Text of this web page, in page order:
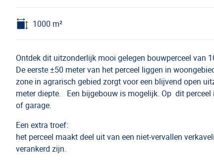
1000 m²
Ontdek dit uitzonderlijk mooi gelegen bouwperceel van
De eerste ±50 meter van het perceel liggen in
zone in agrarisch gebied zorgt voor een blijvend open
meter diepte. Een bijgebouw is mogelijk. Op dit
of garage.
Een extra troef:
het perceel maakt deel uit van een niet-vervallen
verankerd zijn.